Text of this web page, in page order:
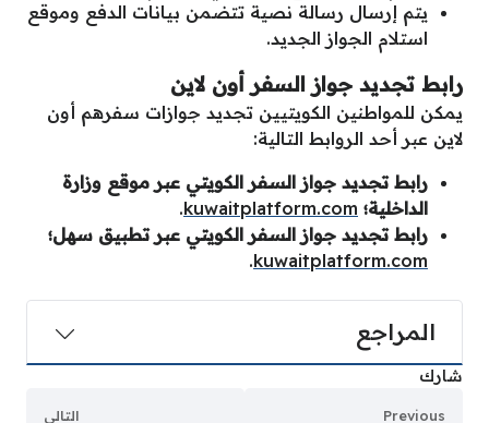
يتم إرسال رسالة نصية تتضمن بيانات الدفع وموقع
استلام الجواز الجديد.
رابط تجديد جواز السفر أون لاين
يمكن للمواطنين الكويتيين تجديد جوازات سفرهم أون
لاين عبر أحد الروابط التالية:
رابط تجديد جواز السفر الكويتي عبر موقع وزارة
الداخلية؛ kuwaitplatform.com
.
رابط تجديد جواز السفر الكويتي عبر تطبيق سهل؛
kuwaitplatform.com
.
المراجع
شارك
Previous التالي